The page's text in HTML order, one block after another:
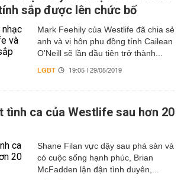
sắp được lên chức bố
Mark Feehily của Westlife đã chia sẻ
anh và vị hôn phu đồng tính Cailean
O'Neill sẽ lần đầu tiên trở thành...
LGBT 19:05 | 29/05/2019
tình ca của Westlife sau hơn 20
Shane Filan vực dậy sau phá sản và
có cuộc sống hạnh phúc, Brian
McFadden lận đận tình duyên,...